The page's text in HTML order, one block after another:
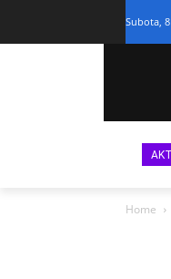
Subota,
Home